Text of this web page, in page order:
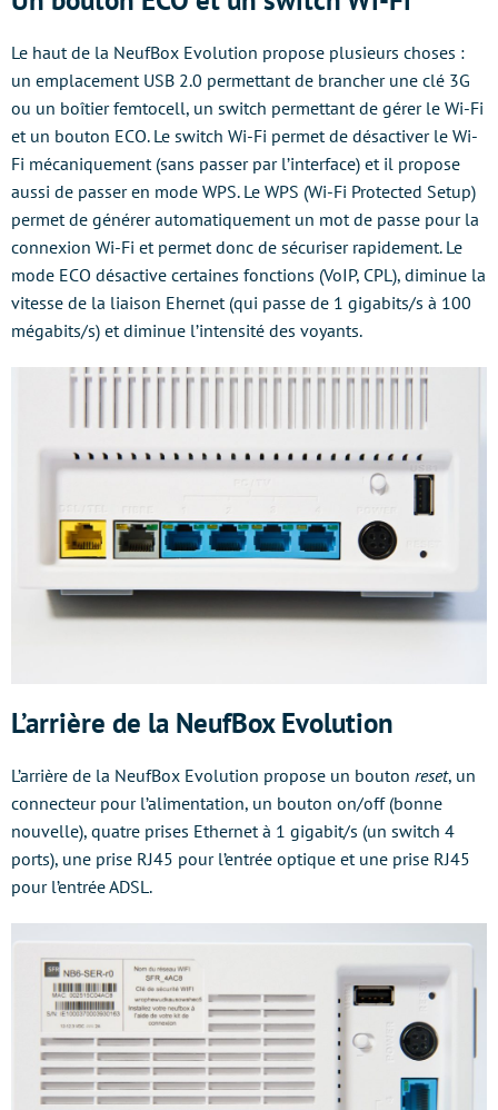
Le haut de la NeufBox Evolution propose plusieurs choses :
un emplacement USB 2.0 permettant de brancher une clé 3G
ou un boîtier femtocell, un switch permettant de gérer le Wi-Fi
et un bouton ECO. Le switch Wi-Fi permet de désactiver le Wi-
Fi mécaniquement (sans passer par l’interface) et il propose
aussi de passer en mode WPS. Le WPS (Wi-Fi Protected Setup)
permet de générer automatiquement un mot de passe pour la
connexion Wi-Fi et permet donc de sécuriser rapidement. Le
mode ECO désactive certaines fonctions (VoIP, CPL), diminue la
vitesse de la liaison Ehernet (qui passe de 1 gigabits/s à 100
mégabits/s) et diminue l’intensité des voyants.
L’arrière de la NeufBox Evolution
L’arrière de la NeufBox Evolution propose un bouton reset, un
connecteur pour l’alimentation, un bouton on/off (bonne
nouvelle), quatre prises Ethernet à 1 gigabit/s (un switch 4
ports), une prise RJ45 pour l’entrée optique et une prise RJ45
pour l’entrée ADSL.